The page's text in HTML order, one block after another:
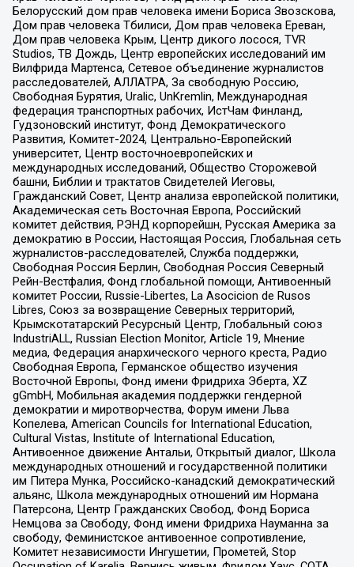
Белорусский дом прав человека имени Бориса Звозскова,
Дом прав человека Тбилиси, Дом прав человека Ереван,
Дом прав человека Крым, Центр дикого лосося, TVR
Studios, ТВ Дождь, Центр европейских исследований им
Вилфрида Мартенса, Сетевое объединение журналистов
расследователей, АЛЛАТРА, За свободную Россию,
Свободная Бурятия, Uralic, UnKremlin, Международная
федерация транспортных рабочих, ИстЧам Финланд,
Гудзоновский институт, Фонд Демократического
Развития, Комитет-2024, Центрально-Европейский
университет, Центр восточноевропейских и
международных исследований, Общество Сторожевой
башни, Библии и трактатов Свидетелей Иеговы,
Гражданский Совет, Центр анализа европейской политики,
Академическая сеть Восточная Европа, Российский
комитет действия, РЭНД корпорейшн, Русская Америка за
демократию в России, Настоящая Россия, Глобальная сеть
журналистов-расследователей, Служба поддержки,
Свободная Россия Берлин, Свободная Россия Северный
Рейн-Вестфалия, Фонд глобальной помощи, Антивоенный
комитет России, Russie-Libertes, La Asocicion de Rusos
Libres, Союз за возвращение Северных территорий,
Крымскотатарский Ресурсный Центр, Глобальный союз
IndustriALL, Russian Election Monitor, Article 19, Мнение
медиа, Федерация анархического черного креста, Радио
Свободная Европа, Германское общество изучения
Восточной Европы, Фонд имени Фридриха Эберта, XZ
gGmbH, Мобильная академия поддержки гендерной
демократии и миротворчества, Форум имени Льва
Копелева, American Councils for International Education,
Cultural Vistas, Institute of International Education,
Антивоенное движение Антальи, Открытый диалог, Школа
международных отношений и государственной политики
им Питера Мунка, Российско-канадский демократический
альянс, Школа международных отношений им Нормана
Патерсона, Центр Гражданских Свобод, Фонд Бориса
Немцова за Свободу, Фонд имени Фридриха Науманна за
свободу, Феминистское антивоенное сопротивление,
Комитет независимости Ингушетии, Прометей, Stop